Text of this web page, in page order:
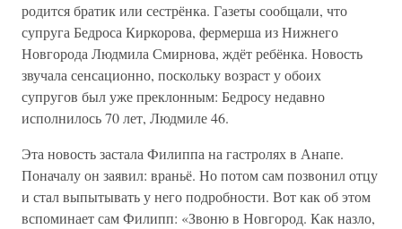
родится братик или сестрёнка. Газеты сообщали, что
супруга Бедроса Киркорова, фермерша из Нижнего
Новгорода Людмила Смирнова, ждёт ребёнка. Новость
звучала сенсационно, поскольку возраст у обоих
супругов был уже преклонным: Бедросу недавно
исполнилось 70 лет, Людмиле 46.
Эта новость застала Филиппа на гастролях в Анапе.
Поначалу он заявил: враньё. Но потом сам позвонил отцу
и стал выпытывать у него подробности. Вот как об этом
вспоминает сам Филипп: «Звоню в Новгород. Как назло,